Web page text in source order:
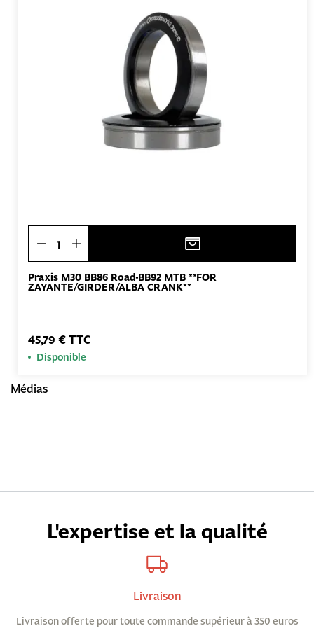
Praxis M30 BB86 Road-BB92 MTB **FOR
ZAYANTE/GIRDER/ALBA CRANK**
45,79 € TTC
Disponible
Médias
L'expertise et la qualité
Livraison
Livraison offerte pour toute commande supérieur à 350 euros